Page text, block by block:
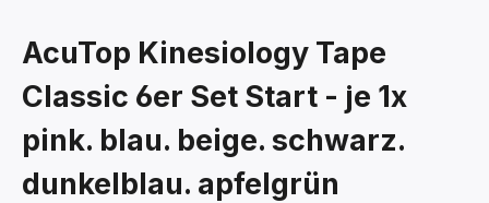
AcuTop Kinesiology Tape
Classic 6er Set Start - je 1x
pink. blau. beige. schwarz.
dunkelblau. apfelgrün